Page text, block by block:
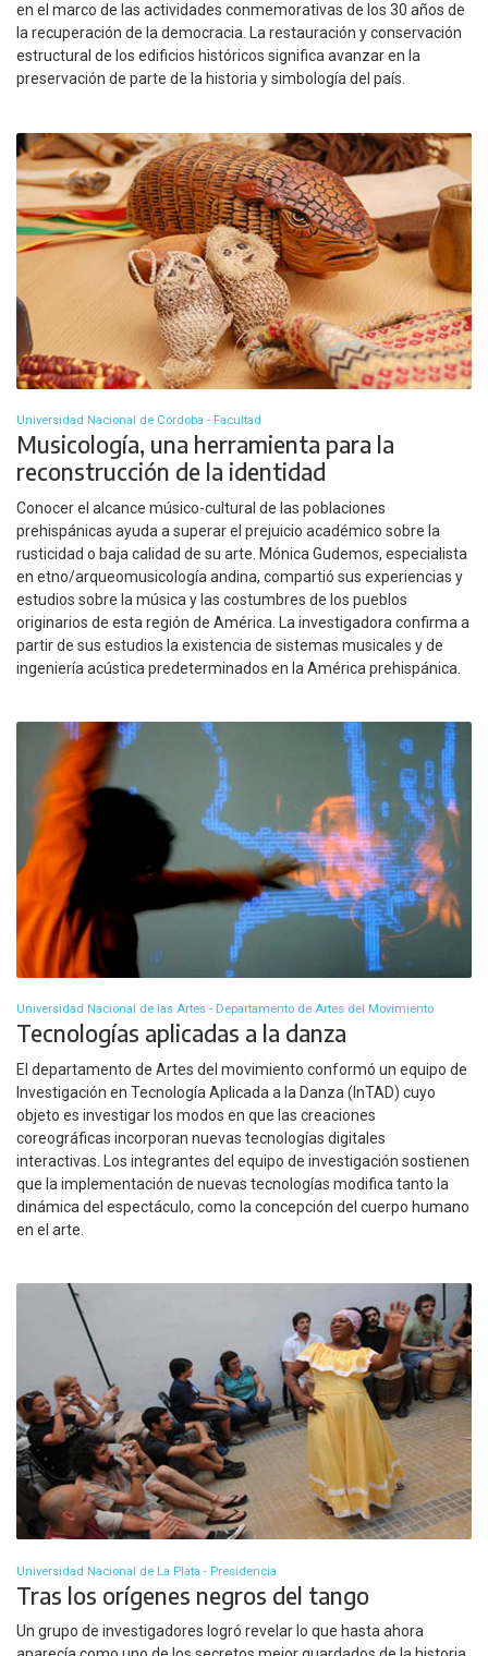
en el marco de las actividades conmemorativas de los 30 años de
la recuperación de la democracia. La restauración y conservación
estructural de los edificios históricos significa avanzar en la
preservación de parte de la historia y simbología del país.
Universidad Nacional de Córdoba - Facultad
Musicología, una herramienta para la
reconstrucción de la identidad
Conocer el alcance músico-cultural de las poblaciones
prehispánicas ayuda a superar el prejuicio académico sobre la
rusticidad o baja calidad de su arte. Mónica Gudemos, especialista
en etno/arqueomusicología andina, compartió sus experiencias y
estudios sobre la música y las costumbres de los pueblos
originarios de esta región de América. La investigadora confirma a
partir de sus estudios la existencia de sistemas musicales y de
ingeniería acústica predeterminados en la América prehispánica.
Universidad Nacional de las Artes - Departamento de Artes del Movimiento
Tecnologías aplicadas a la danza
El departamento de Artes del movimiento conformó un equipo de
Investigación en Tecnología Aplicada a la Danza (InTAD) cuyo
objeto es investigar los modos en que las creaciones
coreográficas incorporan nuevas tecnologías digitales
interactivas. Los integrantes del equipo de investigación sostienen
que la implementación de nuevas tecnologías modifica tanto la
dinámica del espectáculo, como la concepción del cuerpo humano
en el arte.
Universidad Nacional de La Plata - Presidencia
Tras los orígenes negros del tango
Un grupo de investigadores logró revelar lo que hasta ahora